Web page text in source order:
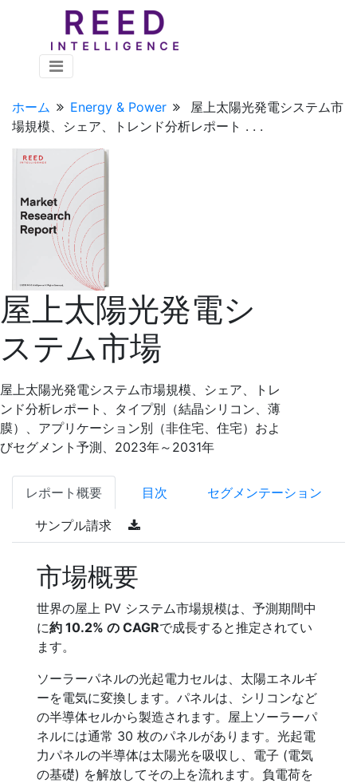
ホーム Energy & Power
屋上太陽光発電システム市
場規模、シェア、トレンド分析レポート . . .
屋上太陽光発電シ
ステム市場
屋上太陽光発電システム市場規模、シェア、トレ
ンド分析レポート、タイプ別（結晶シリコン、薄
膜）、アプリケーション別（非住宅、住宅）およ
びセグメント予測、2023年～2031年
レポート概要 目次 セグメンテーション
サンプル請求
市場概要
世界の屋上 PV システム市場規模は、予測期間中
に約 10.2% の CAGRで成長すると推定されてい
ます。
ソーラーパネルの光起電力セルは、太陽エネルギ
ーを電気に変換します。パネルは、シリコンなど
の半導体セルから製造されます。屋上ソーラーパ
ネルには通常 30 枚のパネルがあります。光起電
力パネルの半導体は太陽光を吸収し、電子 (電気
の基礎) を解放してその上を流れます。負電荷を